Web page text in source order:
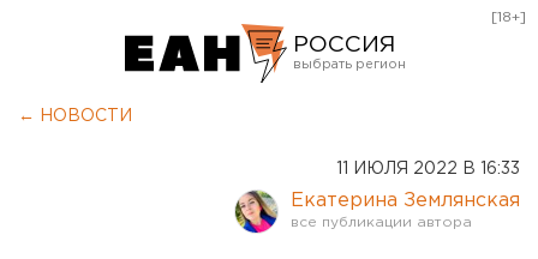
РОССИЯ
Оренбург
[18+]
← НОВОСТИ
11 ИЮЛЯ 2022 В 16:33
Екатерина Землянская